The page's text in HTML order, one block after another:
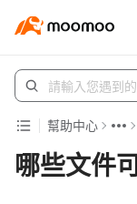
幫助中心
哪些文件